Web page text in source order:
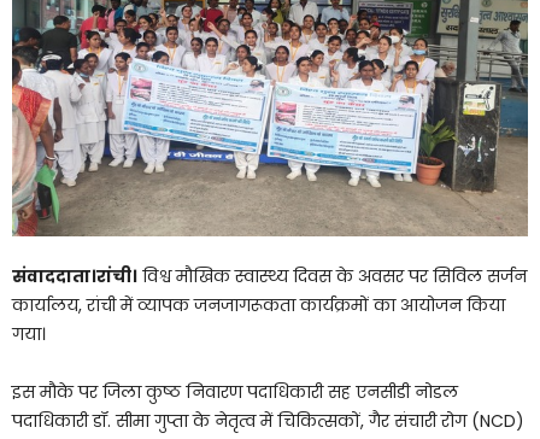
संवाददाता।रांची। विश्व मौखिक स्वास्थ्य दिवस के अवसर पर सिविल सर्जन
कार्यालय, रांची में व्यापक जनजागरूकता कार्यक्रमों का आयोजन किया
गया।
इस मौके पर जिला कुष्ठ निवारण पदाधिकारी सह एनसीडी नोडल
पदाधिकारी डॉ. सीमा गुप्ता के नेतृत्व में चिकित्सकों, गैर संचारी रोग (NCD)